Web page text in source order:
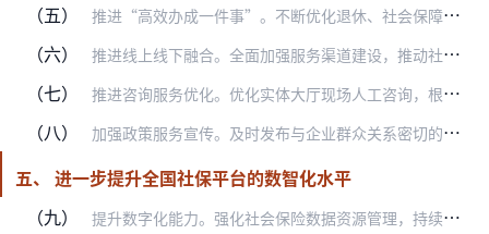
（五）
推进“高效办成一件事”。不断优化退休、社会保障卡居民服务等“一件事”办事体验，推动更多社会保险相关“一件事”高效办理，配合相关部门推进民生领域“一件事”落实落地…
（六） 推进线上线下融合。全面加强服务渠道建设，推动社会保险公共服务“触手可及”、“就近可办”、“一卡通办”。线上打造精品“服务超市”，依托国家社会保险公共服务平台总枢…
（七） 推进咨询服务优化。优化实体大厅现场人工咨询，根据咨询业务量灵活配备咨询员，加强政策业务培训，提升咨询服务质量。鼓励各地在实体大厅使用机器人提供标准化咨询。打造线…
（八） 加强政策服务宣传。及时发布与企业群众关系密切的政策。规范编制服务指南，在实体大厅和线上平台及时发布并动态更新服务网点、办事渠道、办理流程等信息，为企业群众办事提…
五、 进一步提升全国社保平台的数智化水平
（九）
提升数字化能力。强化社会保险数据资源管理，持续推进社会保险经办数字化转型，推动社会保险经办服务与数字化应用深度融合，有力支持社会保险精准扩面、精确管理、精细服务…